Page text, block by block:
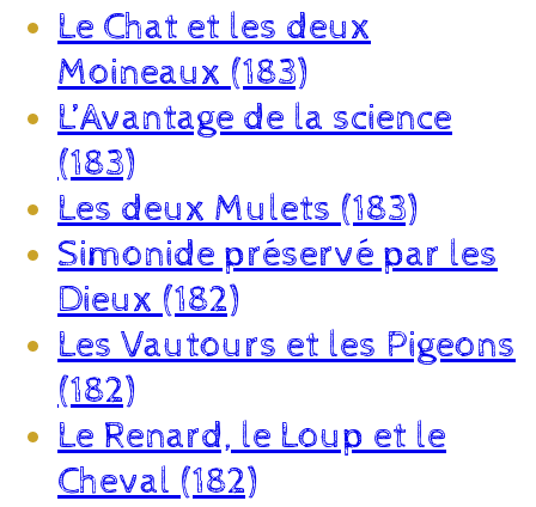
Le Chat et les deux
Moineaux (183)
L’Avantage de la science
(183)
Les deux Mulets (183)
Simonide préservé par les
Dieux (182)
Les Vautours et les Pigeons
(182)
Le Renard, le Loup et le
Cheval (182)